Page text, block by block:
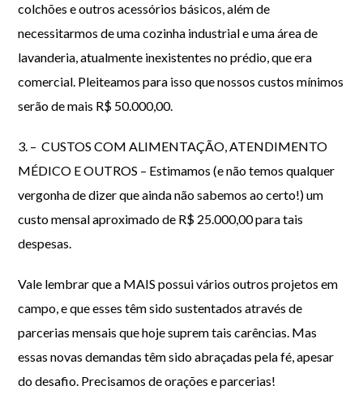
colchões e outros acessórios básicos, além de
necessitarmos de uma cozinha industrial e uma área de
lavanderia, atualmente inexistentes no prédio, que era
comercial. Pleiteamos para isso que nossos custos mínimos
serão de mais R$ 50.000,00.
3. – CUSTOS COM ALIMENTAÇÃO, ATENDIMENTO
MÉDICO E OUTROS – Estimamos (e não temos qualquer
vergonha de dizer que ainda não sabemos ao certo!) um
custo mensal aproximado de R$ 25.000,00 para tais
despesas.
Vale lembrar que a MAIS possui vários outros projetos em
campo, e que esses têm sido sustentados através de
parcerias mensais que hoje suprem tais carências. Mas
essas novas demandas têm sido abraçadas pela fé, apesar
do desafio. Precisamos de orações e parcerias!